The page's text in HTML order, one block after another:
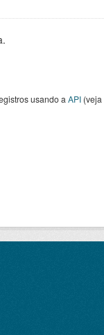
usando a API(veja